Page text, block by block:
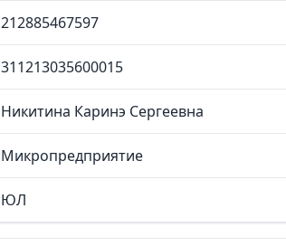
212885467597
311213035600015
Никитина Каринэ Сергеевна
Микропредприятие
ЮЛ